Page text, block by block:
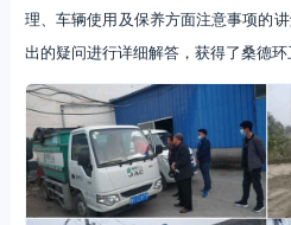
理、车辆使用及保养方面注意事项的
出的疑问进行详细解答，获得了桑德环